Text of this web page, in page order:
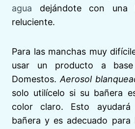
agua dejándote con una
reluciente.
Para las manchas muy
usar un producto a
Domestos. Aerosol
solo utilícelo si su bañera
color claro. Esto
bañera y es adecuado para